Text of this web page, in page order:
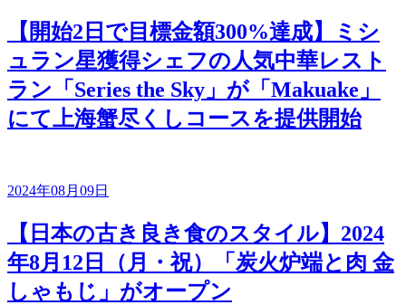
【開始2日で目標金額300%達成】ミシ
ュラン星獲得シェフの人気中華レスト
ラン「Series the Sky」が「Makuake」
にて上海蟹尽くしコースを提供開始
2024年08月09日
【日本の古き良き食のスタイル】2024
年8月12日（月・祝）「炭火炉端と肉 金
しゃもじ」がオープン